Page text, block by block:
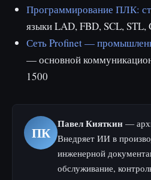
Программирование ПЛК:
языки LAD, FBD, SCL, STL,
Сеть Profinet —
— основной
1500
ПК
Павел Кияткин —
Внедряет ИИ в
инженерной
обслуживание,